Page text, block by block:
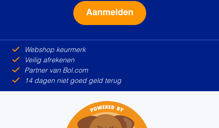
Webshop keurmerk
Veilig afrekenen
Partner van Bol.com
14 dagen niet goed geld terug